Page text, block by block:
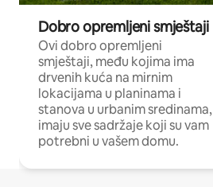
Dobro opremljeni smještaji
Ovi dobro opremljeni
smještaji, među kojima ima
drvenih kuća na mirnim
lokacijama u planinama i
stanova u urbanim sredinama,
imaju sve sadržaje koji su vam
potrebni u vašem domu.